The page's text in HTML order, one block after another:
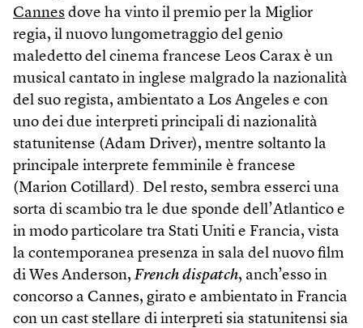
Cannes dove ha vinto il premio per la Miglior
regia, il nuovo lungometraggio del genio
maledetto del cinema francese Leos Carax è un
musical cantato in inglese malgrado la nazionalità
del suo regista, ambientato a Los Angeles e con
uno dei due interpreti principali di nazionalità
statunitense (Adam Driver), mentre soltanto la
principale interprete femminile è francese
(Marion Cotillard). Del resto, sembra esserci una
sorta di scambio tra le due sponde dell’Atlantico e
in modo particolare tra Stati Uniti e Francia, vista
la contemporanea presenza in sala del nuovo film
di Wes Anderson, French dispatch, anch’esso in
concorso a Cannes, girato e ambientato in Francia
con un cast stellare di interpreti sia statunitensi sia